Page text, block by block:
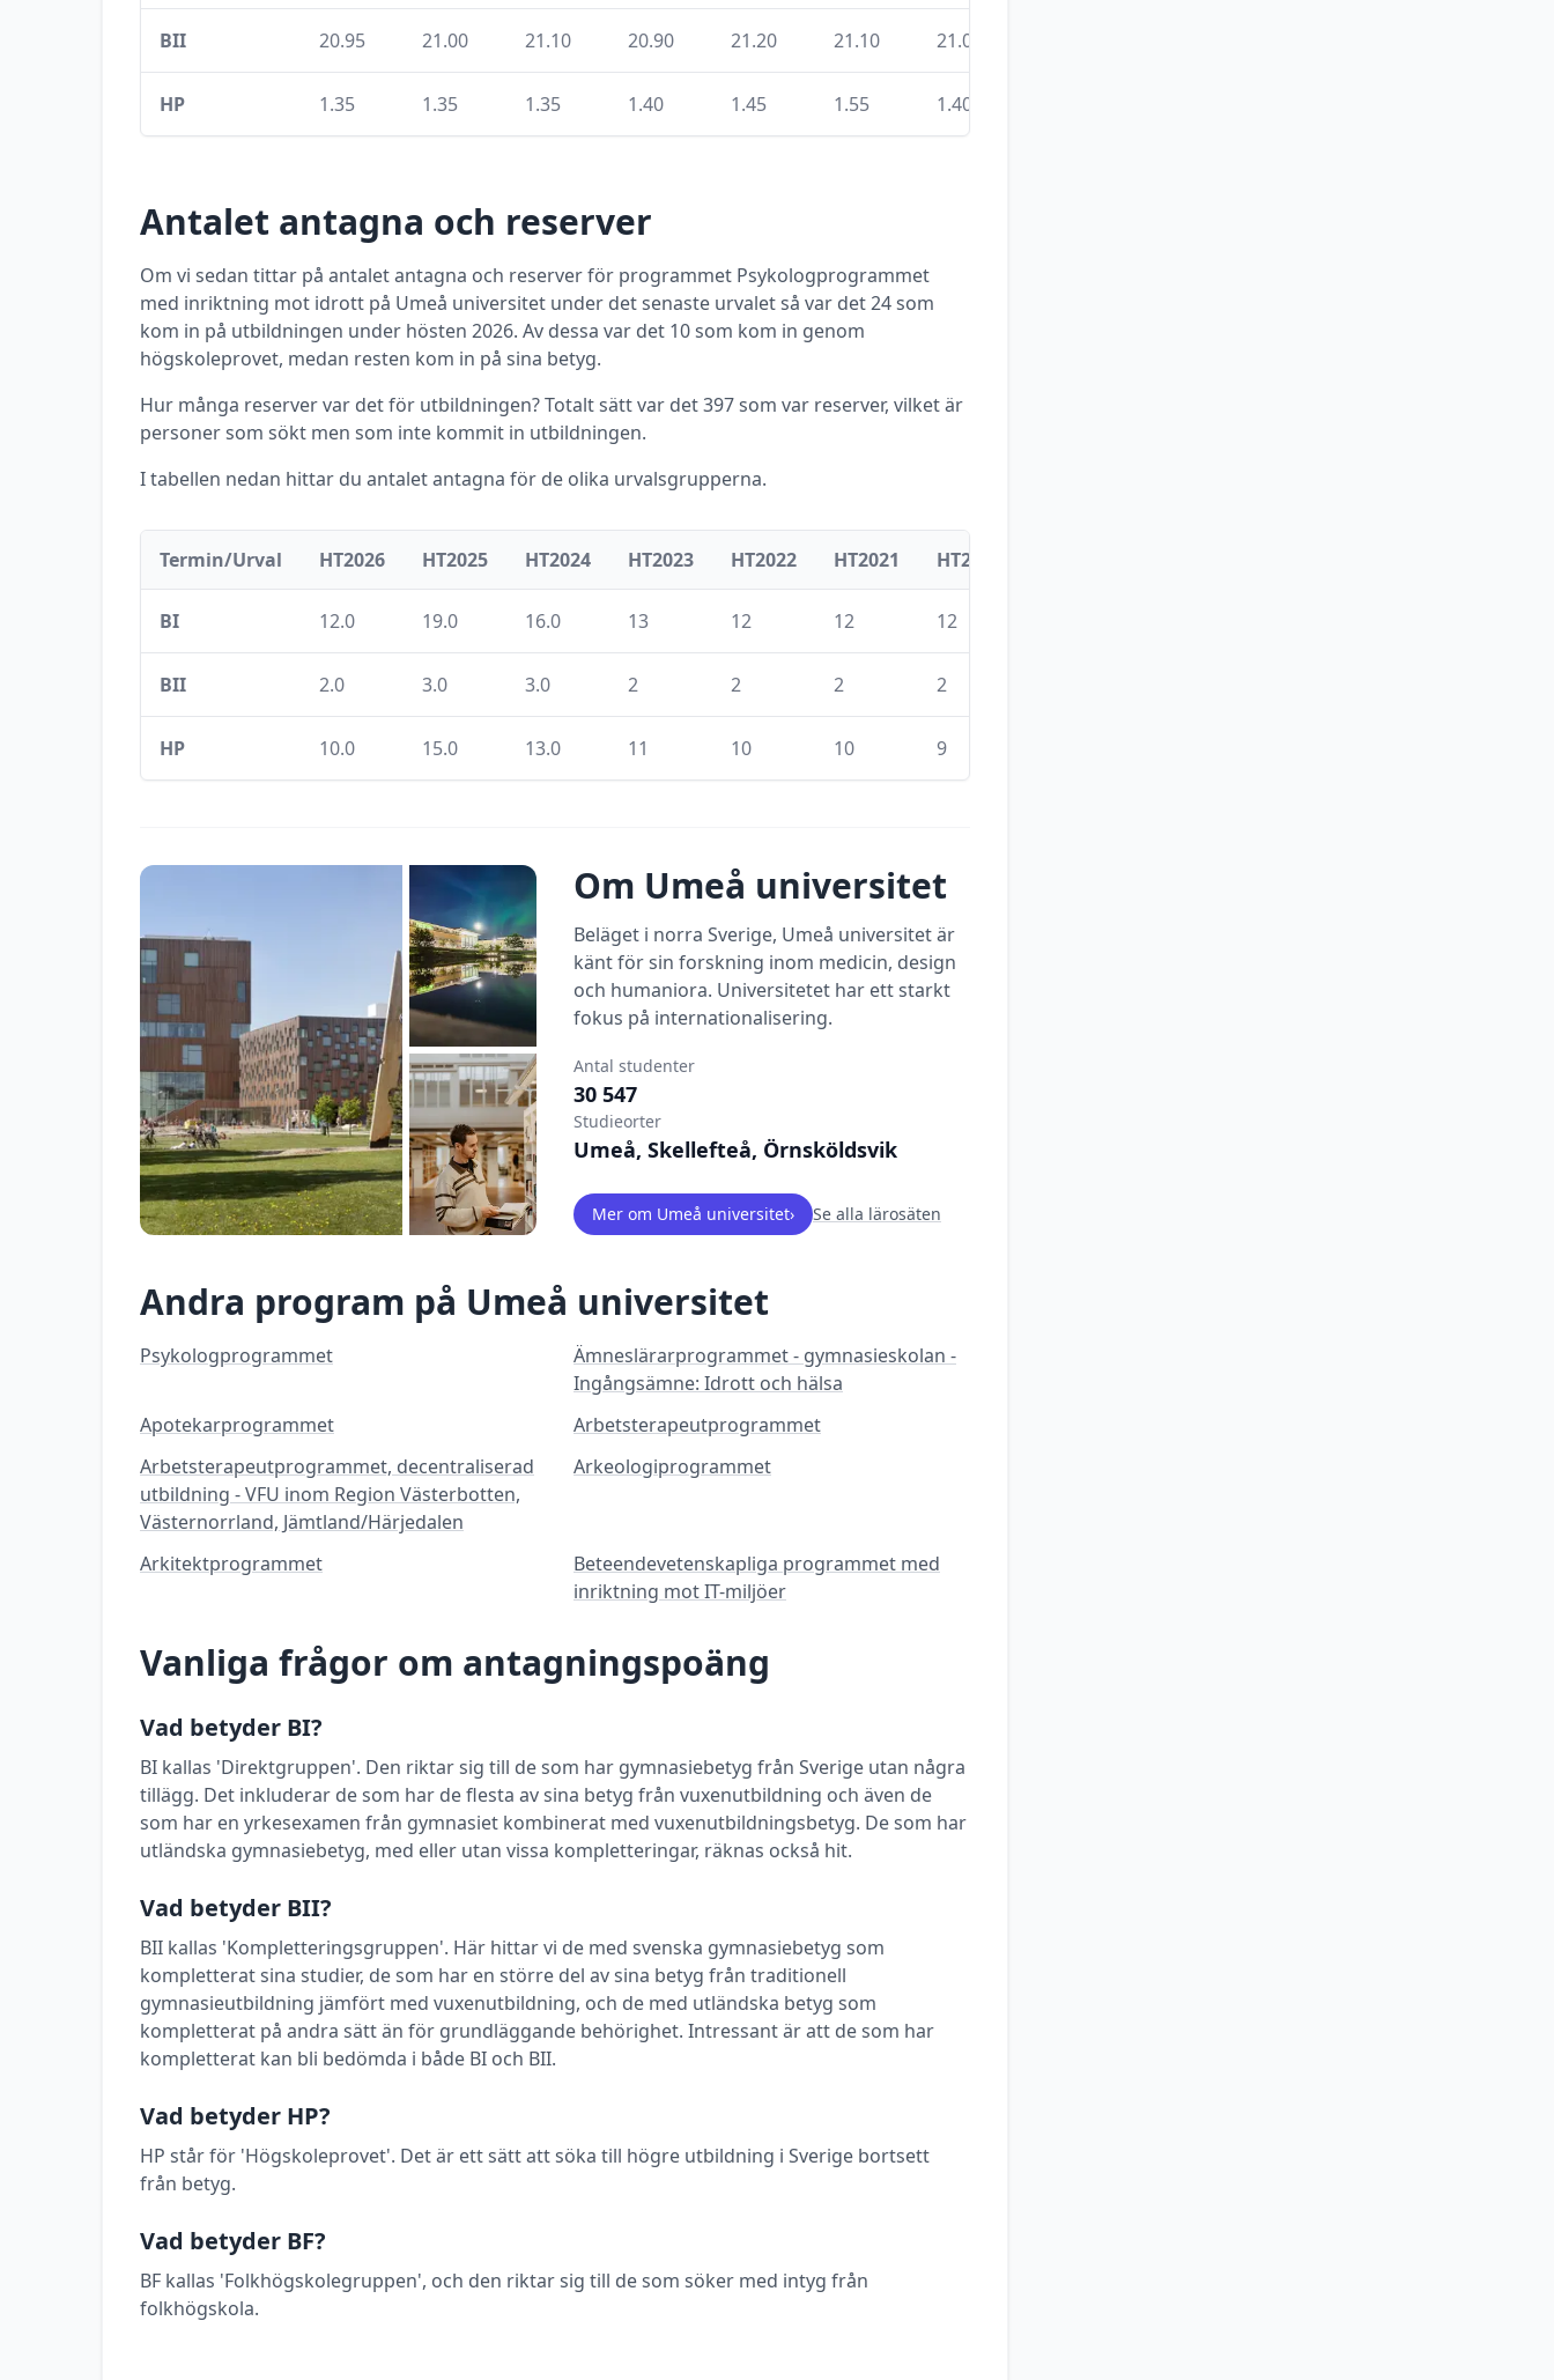
BII 20.95 21.00 21.10 20.90 21.20 21.10 21.09
HP 1.35 1.35 1.35 1.40 1.45 1.55 1.40
Antalet antagna och reserver
Om vi sedan tittar på antalet antagna och reserver för programmet Psykologprogrammet
med inriktning mot idrott på Umeå universitet under det senaste urvalet så var det24som
kom in på utbildningen under hösten 2026. Av dessa var det 10som kom in genom
högskoleprovet, medan resten kom in på sina betyg.
Hur många reserver var det för utbildningen? Totalt sätt var det397som var reserver, vilket är
personer som sökt men som inte kommit in utbildningen.
I tabellen nedan hittar du antalet antagna för de olika urvalsgrupperna.
Termin/Urval HT2026 HT2025 HT2024 HT2023 HT2022 HT2021 HT2020
BI 12.0 19.0 16.0 13 12 12 12
BII 2.0 3.0 3.0 2 2 2 2
HP 10.0 15.0 13.0 11 10 10 9
Om Umeå universitet
Beläget i norra Sverige, Umeå universitet är
känt för sin forskning inom medicin, design
och humaniora. Universitetet har ett starkt
fokus på internationalisering.
Antal studenter
30 547
Studieorter
Umeå, Skellefteå, Örnsköldsvik
Mer om Umeå universitet› Se alla lärosäten
Andra program på Umeå universitet
Psykologprogrammet
Ämneslärarprogrammet - gymnasieskolan -
Ingångsämne: Idrott och hälsa
Apotekarprogrammet
Arbetsterapeutprogrammet
Arbetsterapeutprogrammet, decentraliserad
utbildning - VFU inom Region Västerbotten,
Västernorrland, Jämtland/Härjedalen
Arkeologiprogrammet
Arkitektprogrammet
Beteendevetenskapliga programmet med
inriktning mot IT-miljöer
Vanliga frågor om antagningspoäng
Vad betyder BI?
BI kallas 'Direktgruppen'. Den riktar sig till de som har gymnasiebetyg från Sverige utan några
tillägg. Det inkluderar de som har de flesta av sina betyg från vuxenutbildning och även de
som har en yrkesexamen från gymnasiet kombinerat med vuxenutbildningsbetyg. De som har
utländska gymnasiebetyg, med eller utan vissa kompletteringar, räknas också hit.
Vad betyder BII?
BII kallas 'Kompletteringsgruppen'. Här hittar vi de med svenska gymnasiebetyg som
kompletterat sina studier, de som har en större del av sina betyg från traditionell
gymnasieutbildning jämfört med vuxenutbildning, och de med utländska betyg som
kompletterat på andra sätt än för grundläggande behörighet. Intressant är att de som har
kompletterat kan bli bedömda i både BI och BII.
Vad betyder HP?
HP står för 'Högskoleprovet'. Det är ett sätt att söka till högre utbildning i Sverige bortsett
från betyg.
Vad betyder BF?
BF kallas 'Folkhögskolegruppen', och den riktar sig till de som söker med intyg från
folkhögskola.